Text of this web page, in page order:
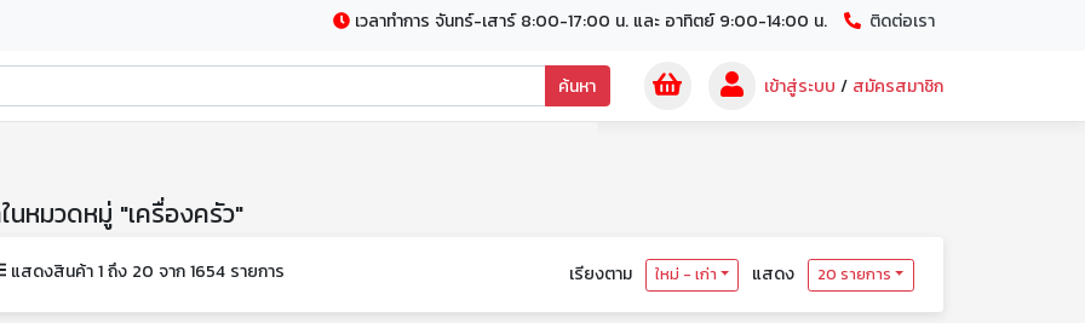
เวลาทำการ จันทร์-เสาร์ 8:00-17:00 น. และ อาทิตย์ 9:00-14:00 น. ติดต่อเรา
ค้นหา เข้าสู่ระบบ / สมัครสมาชิก
นหมวดหมู่ "เครื่องครัว"
แสดงสินค้า 1 ถึง 20 จาก 1654 รายการ เรียงตาม ใหม่ - เก่า แสดง 20 รายการ